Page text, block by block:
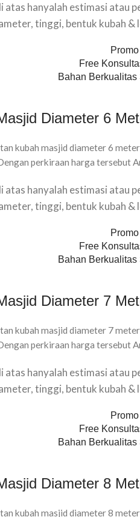
atas hanyalah estimasi atau
tinggi, bentuk kubah &
Free
Bahan
Diameter 6
kubah masjid diameter 6
perkiraan harga tersebut
atas hanyalah estimasi atau
tinggi, bentuk kubah &
Free
Bahan
Diameter 7
kubah masjid diameter 7
perkiraan harga tersebut
atas hanyalah estimasi atau
tinggi, bentuk kubah &
Free
Bahan
Diameter 8
kubah masjid diameter 8